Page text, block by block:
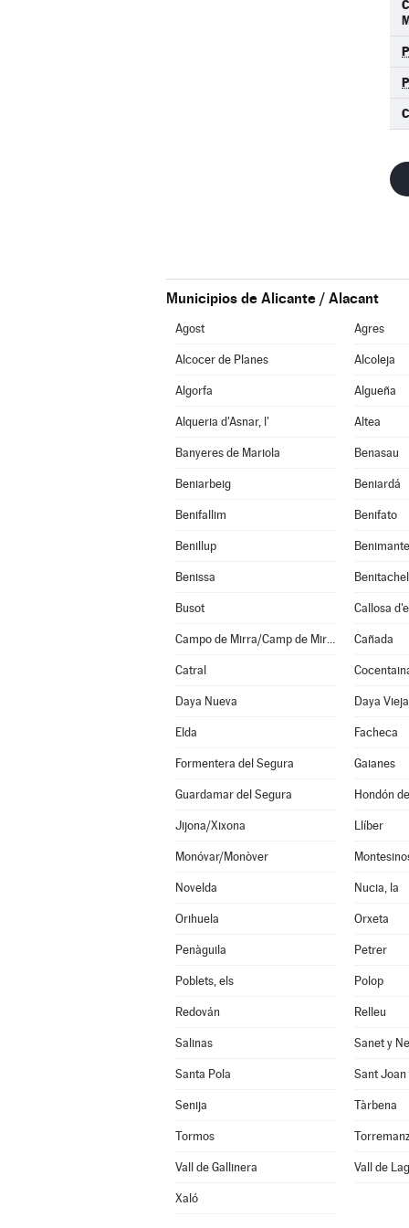
Municipios de Alicante / Alacant
Agost Agres
Alcocer de Planes Alcoleja
Algorfa Algueña
Alqueria d'Asnar, l' Altea
Banyeres de Mariola Benasau
Beniarbeig Beniardá
Benifallim Benifato
Benillup Benimantell
Benissa
Busot Callosa
Campo de Mirra/Camp de Mirra, el Cañada
Catral
Daya Nueva Daya Vieja
Elda Facheca
Formentera del Segura Gaianes
Guardamar del Segura Hondón
Jijona/Xixona Llíber
Monóvar/Monòver
Novelda Nucia, la
Orihuela Orxeta
Penàguila Petrer
Poblets, els Polop
Redován Relleu
Salinas Sanet y
Santa Pola Sant
Senija Tàrbena
Tormos
Vall de Gallinera Vall de
Xaló